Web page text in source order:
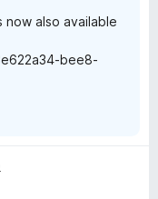
also available
bee8-